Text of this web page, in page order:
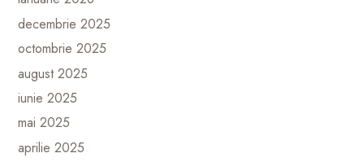
decembrie 2025
octombrie 2025
august 2025
iunie 2025
mai 2025
aprilie 2025